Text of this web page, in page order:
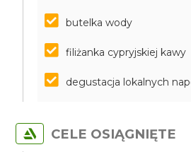
butelka wody
filiżanka cypryjskiej kawy
degustacja lokalnych
CELE OSIĄGNIĘTE